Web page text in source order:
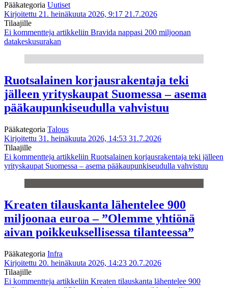
Pääkategoria Uutiset
Kirjoitettu 21. heinäkuuta 2026, 9:17 21.7.2026
Tilaajille
Ei kommentteja artikkeliin Bravida nappasi 200 miljoonan
datakeskusurakan
Ruotsalainen korjausrakentaja teki
jälleen yrityskaupat Suomessa – asema
pääkaupunkiseudulla vahvistuu
Pääkategoria Talous
Kirjoitettu 31. heinäkuuta 2026, 14:53 31.7.2026
Tilaajille
Ei kommentteja artikkeliin Ruotsalainen korjausrakentaja teki jälleen
yrityskaupat Suomessa – asema pääkaupunkiseudulla vahvistuu
Kreaten tilauskanta lähentelee 900
miljoonaa euroa – ”Olemme yhtiönä
aivan poikkeuksellisessa tilanteessa”
Pääkategoria Infra
Kirjoitettu 20. heinäkuuta 2026, 14:23 20.7.2026
Tilaajille
Ei kommentteja artikkeliin Kreaten tilauskanta lähentelee 900